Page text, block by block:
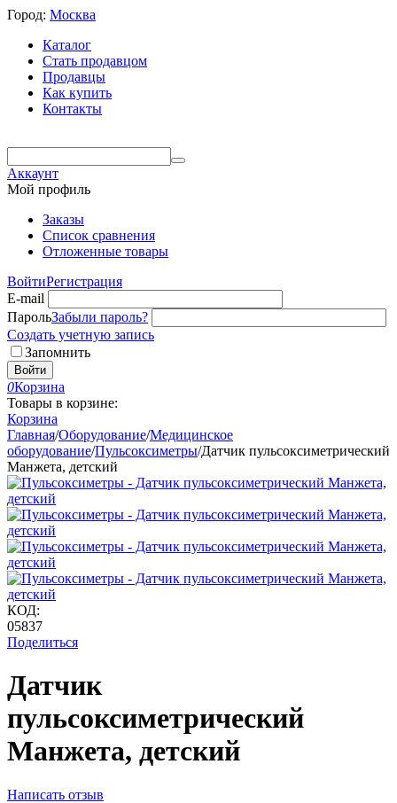
Город: Москва
Каталог
Стать продавцом
Продавцы
Как купить
Контакты
Аккаунт
Мой профиль
Заказы
Список сравнения
Отложенные товары
ВойтиРегистрация
E-mail
ПарольЗабыли пароль?
Создать учетную запись
Запомнить
Войти
0Корзина
Товары в корзине:
Корзина
Главная/Оборудование/Медицинское
оборудование/Пульсоксиметры/Датчик пульсоксиметрический
Манжета, детский
КОД:
05837
Поделиться
Датчик
пульсоксиметрический
Манжета, детский
Написать отзыв